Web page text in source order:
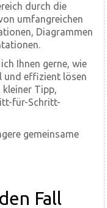
durch die
umfangreichen
Diagrammen
Ihnen gerne, wie
und effizient lösen
kleiner Tipp,
für-Schritt-
gemeinsame
Fall